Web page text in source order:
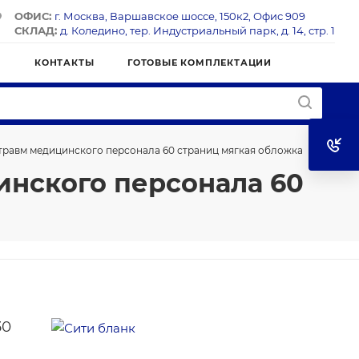
ОФИС: г. Москва, Варшавское шоссе, 150к2, Офис 909
СКЛАД: д. Коледино, тер. Индустриальный парк, д. 14, стр. 1
КОНТАКТЫ ГОТОВЫЕ КОМПЛЕКТАЦИИ
медицинского персонала 60 страниц мягкая обложка
персонала 60